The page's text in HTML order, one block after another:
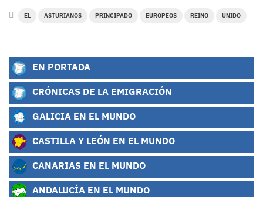
EL ASTURIANOS PRINCIPADO EUROPEOS REINO UNIDO
EN PORTADA
CRÓNICAS DE LA EMIGRACIÓN
GALICIA EN EL MUNDO
CASTILLA Y LEÓN EN EL MUNDO
CANARIAS EN EL MUNDO
ANDALUCÍA EN EL MUNDO